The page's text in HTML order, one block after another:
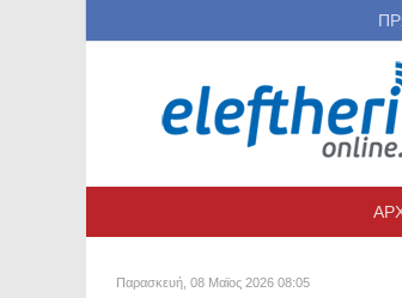
Παρασκευή, 08 Μαϊος 2026 08:05